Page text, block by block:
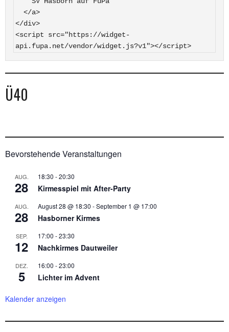
</div>
<script src="https://widget-
api.fupa.net/vendor/widget.js?v1"></script>
Ü40
Bevorstehende Veranstaltungen
AUG.
28
18:30 -20:30
Kirmesspiel mit After-Party
AUG.
28
August 28 @ 18:30 -September 1 @ 17:00
Hasborner Kirmes
SEP.
12
17:00 -23:30
Nachkirmes Dautweiler
DEZ.
5
16:00 -23:00
Lichter im Advent
Kalender anzeigen